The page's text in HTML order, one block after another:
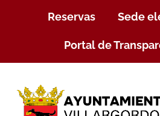
Reservas Sede
Portal de